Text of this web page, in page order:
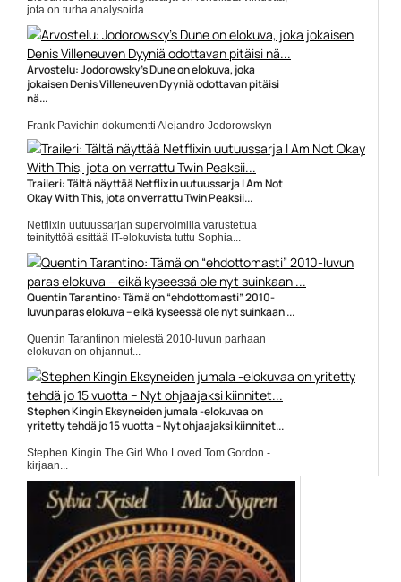
jota on turha analysoida...
Atle Knudsen
Arvostelu: Jodorowsky’s Dune on elokuva, joka
jokaisen Denis Villeneuven Dyyniä odottavan pitäisi
nä...
Frank Pavichin dokumentti Alejandro Jodorowskyn
epäonnisesta yrityksestä tehdä...
Alejandro Jodorowsky
Traileri: Tältä näyttää Netflixin uutuussarja I Am Not
Okay With This, jota on verrattu Twin Peaksii...
Netflixin uutuussarjan supervoimilla varustettua
teinityttöä esittää IT-elokuvista tuttu Sophia...
Elokuvat
Quentin Tarantino: Tämä on “ehdottomasti” 2010-
luvun paras elokuva – eikä kyseessä ole nyt suinkaan ...
Quentin Tarantinon mielestä 2010-luvun parhaan
elokuvan on ohjannut...
Aaron Sorkin
Stephen Kingin Eksyneiden jumala -elokuvaa on
yritetty tehdä jo 15 vuotta – Nyt ohjaajaksi kiinnitet...
Stephen Kingin The Girl Who Loved Tom Gordon -
kirjaan...
Elokuvat